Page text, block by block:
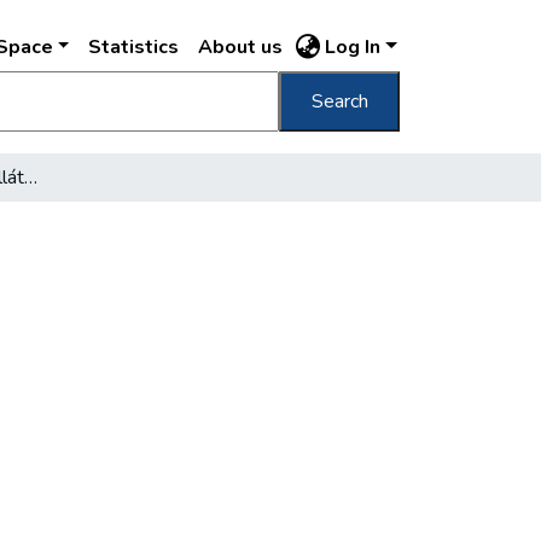
Statistics About us Log In
Search
A főváros gáz-és szénellátása